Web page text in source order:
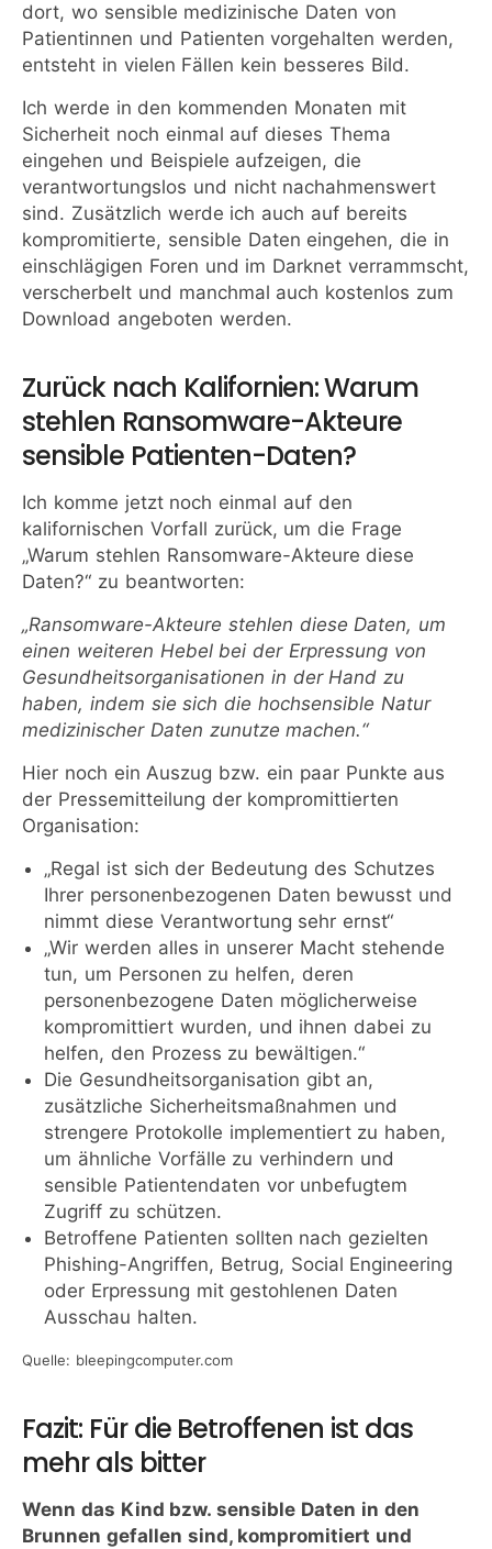
dort, wo sensible medizinische Daten von
Patientinnen und Patienten vorgehalten werden,
entsteht in vielen Fällen kein besseres Bild.
Ich werde in den kommenden Monaten mit
Sicherheit noch einmal auf dieses Thema
eingehen und Beispiele aufzeigen, die
verantwortungslos und nicht nachahmenswert
sind. Zusätzlich werde ich auch auf bereits
kompromitierte, sensible Daten eingehen, die in
einschlägigen Foren und im Darknet verrammscht,
verscherbelt und manchmal auch kostenlos zum
Download angeboten werden.
Zurück nach Kalifornien: Warum
stehlen Ransomware-Akteure
sensible Patienten-Daten?
Ich komme jetzt noch einmal auf den
kalifornischen Vorfall zurück, um die Frage
„Warum stehlen Ransomware-Akteure diese
Daten?“ zu beantworten:
„Ransomware-Akteure stehlen diese Daten, um
einen weiteren Hebel bei der Erpressung von
Gesundheitsorganisationen in der Hand zu
haben, indem sie sich die hochsensible Natur
medizinischer Daten zunutze machen.“
Hier noch ein Auszug bzw. ein paar Punkte aus
der Pressemitteilung der kompromittierten
Organisation:
„Regal ist sich der Bedeutung des Schutzes
Ihrer personenbezogenen Daten bewusst und
nimmt diese Verantwortung sehr ernst“
„Wir werden alles in unserer Macht stehende
tun, um Personen zu helfen, deren
personenbezogene Daten möglicherweise
kompromittiert wurden, und ihnen dabei zu
helfen, den Prozess zu bewältigen.“
Die Gesundheitsorganisation gibt an,
zusätzliche Sicherheitsmaßnahmen und
strengere Protokolle implementiert zu haben,
um ähnliche Vorfälle zu verhindern und
sensible Patientendaten vor unbefugtem
Zugriff zu schützen.
Betroffene Patienten sollten nach gezielten
Phishing-Angriffen, Betrug, Social Engineering
oder Erpressung mit gestohlenen Daten
Ausschau halten.
Quelle: bleepingcomputer.com
Fazit: Für die Betroffenen ist das
mehr als bitter
Wenn das Kind bzw. sensible Daten in den
Brunnen gefallen sind, kompromitiert und